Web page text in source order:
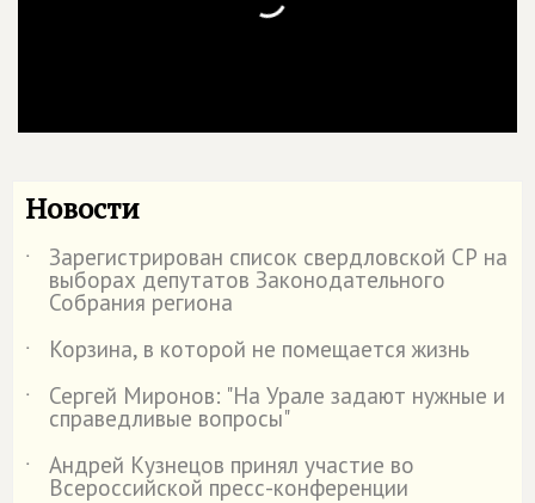
Новости
˙ Зарегистрирован список свердловской СР на
выборах депутатов Законодательного
Собрания региона
˙
Корзина, в которой не помещается жизнь
˙
Сергей Миронов: "На Урале задают нужные и
справедливые вопросы"
˙
Андрей Кузнецов принял участие во
Всероссийской пресс-конференции